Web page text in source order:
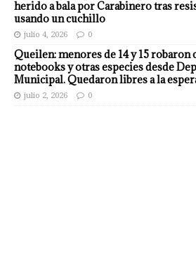
herido a bala por Carabinero tras
usando un cuchillo
julio 4, 2026 0
Queilen: menores de 14 y 15 robaron
notebooks y otras especies desde
Municipal. Quedaron libres a la
julio 2, 2026 0